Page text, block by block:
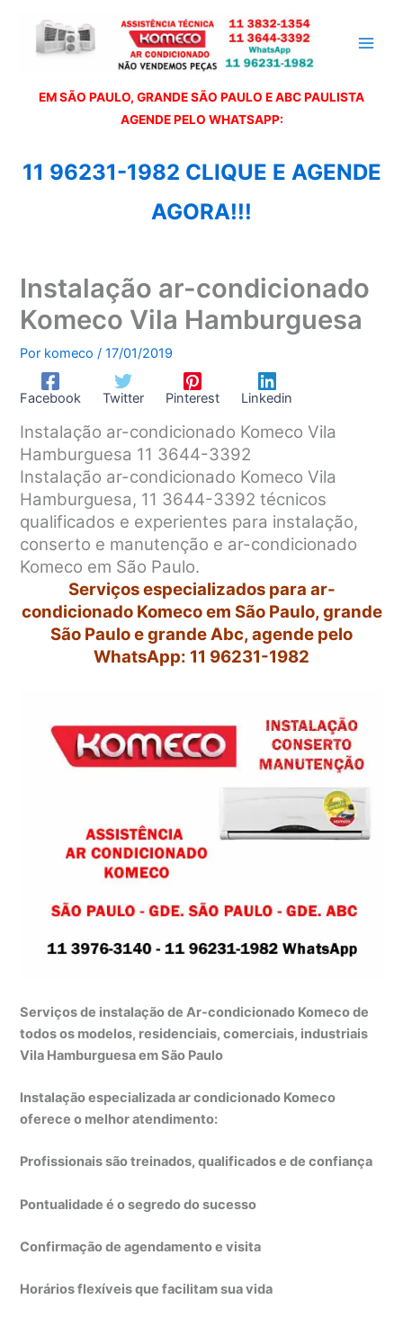
EM SÃO PAULO, GRANDE SÃO PAULO E ABC PAULISTA
AGENDE PELO WHATSAPP:
11 96231-1982 CLIQUE E AGENDE
AGORA!!!
Instalação ar-condicionado
Komeco Vila Hamburguesa
Por komeco/17/01/2019
Facebook Twitter Pinterest Linkedin
Instalação ar-condicionado Komeco Vila
Hamburguesa 11 3644-3392
Instalação ar-condicionado Komeco Vila
Hamburguesa, 11 3644-3392 técnicos
qualificados e experientes para instalação,
conserto e manutenção e ar-condicionado
Komeco em São Paulo.
Serviços especializados para ar-
condicionado Komeco em São Paulo, grande
São Paulo e grande Abc, agende pelo
WhatsApp: 11 96231-1982
Serviços de instalação de Ar-condicionado Komeco de
todos os modelos, residenciais, comerciais, industriais
Vila Hamburguesa em São Paulo
Instalação especializada ar condicionado Komeco
oferece o melhor atendimento:
Profissionais são treinados, qualificados e de confiança
Pontualidade é o segredo do sucesso
Confirmação de agendamento e visita
Horários flexíveis que facilitam sua vida